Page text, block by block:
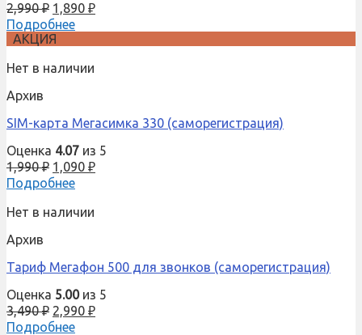
2,990₽ 1,890 ₽
Подробнее
АКЦИЯ
Нет в наличии
Архив
SIM-карта Мегасимка 330 (саморегистрация)
Оценка 4.07 из 5
1,990₽ 1,090 ₽
Подробнее
Нет в наличии
Архив
Тариф Мегафон 500 для звонков (саморегистрация)
Оценка 5.00из 5
3,490₽ 2,990 ₽
Подробнее